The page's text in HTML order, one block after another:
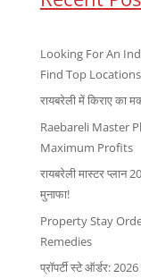
Looking For An
Find Top
रायबरेली में किराए का
Raebareli Master
Maximum Profits
रायबरेली मास्टर
मुनाफा!
Property Stay
Remedies
प्रॉपर्टी स्टे ऑर्डर: